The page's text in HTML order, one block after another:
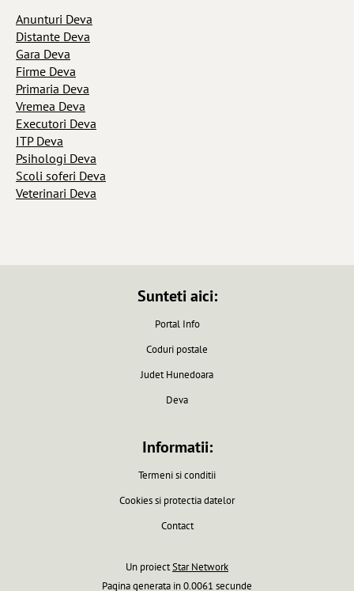
Anunturi Deva
Distante Deva
Gara Deva
Firme Deva
Primaria Deva
Vremea Deva
Executori Deva
ITP Deva
Psihologi Deva
Scoli soferi Deva
Veterinari Deva
Sunteti aici:
Portal Info
Coduri postale
Judet Hunedoara
Deva
Informatii:
Termeni si conditii
Cookies si protectia datelor
Contact
Un proiectStar Network
Pagina generata in 0.0061 secunde